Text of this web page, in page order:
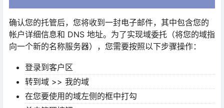
确认您的托管后，您将收到一封电子邮件，其中包含您的
帐户详细信息和 DNS 地址。为了实现域委托（将您的域指
向一个新的名称服务器），您需要按照以下步骤操作：
登录到客户区
转到域 >> 我的域
在您要使用的域左侧的框中打勾